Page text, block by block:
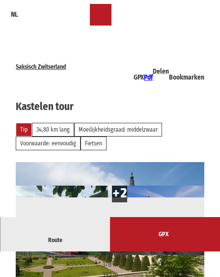
NL
Saksisch Zwitserland
GPXPdf
Delen
Bookmarken
Kastelen tour
Tip 34,80 km lang
Moeilijkheidsgraad: middelzwaar
Voorwaarde: eenvoudig
Fietsen
© J. Höhnel, Tourismusverband Sächsische Sch
weiz
© Hans Fineart, Tourismusverband Sächsische
Schweiz
Route
GPX
2:46 h
34,80 km
378 m
378 m
118 m
395 m